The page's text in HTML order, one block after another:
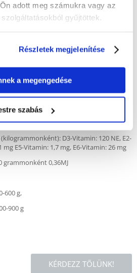
adott meg számukra vagy az
gyűjtöttek.
Részletek megjelenítése
a megengedése
szabás
ÉRTÉKELJE ÖN IS
bárány és egész gabonaszemek
búza), Ásványi anyagok
10,5%, Zsír: 4,5%, Nyersrost: 0,4%,
81%
D3-Vitamin: 120 NE, E2-
E5-Vitamin: 1,7 mg, E6-Vitamin: 26 mg
grammonként 0,36MJ
600 g,
900 g
KÉRDEZZ TŐLÜNK!